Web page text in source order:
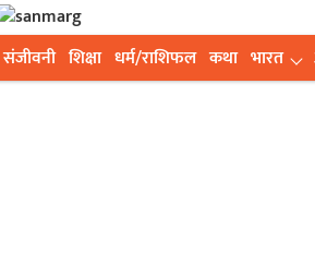
संजीवनी शिक्षा धर्म/राशिफल कथा भारत